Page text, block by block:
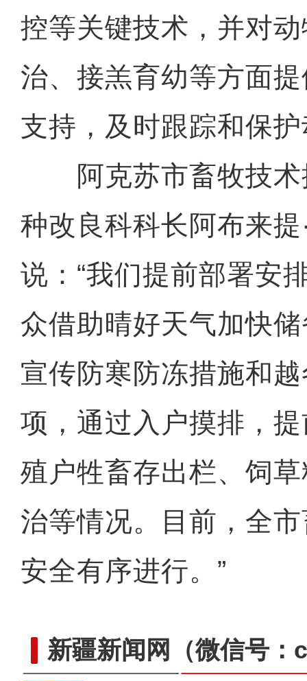
控等关键技术，并对
治、接羔育幼等方面
支持，及时跟踪和保
阿克苏市畜牧技术
种改良科科长阿布来
说：“我们提前部署安
众借助晴好天气加快
宣传防寒防冻措施和
项，通过入户摸排，
殖户牲畜存出栏、饲
治等情况。目前，全
安全有序进行。”
新疆新闻网 （微信号